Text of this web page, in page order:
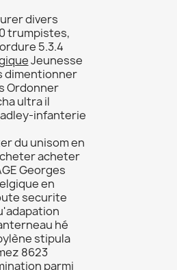
divers
trumpistes,
5.3.4
Jeunesse
dimentionner
Ordonner
ultra il
infanterie
du unisom en
acheter
Georges
en
securite
hé
stipula
8623
parmi